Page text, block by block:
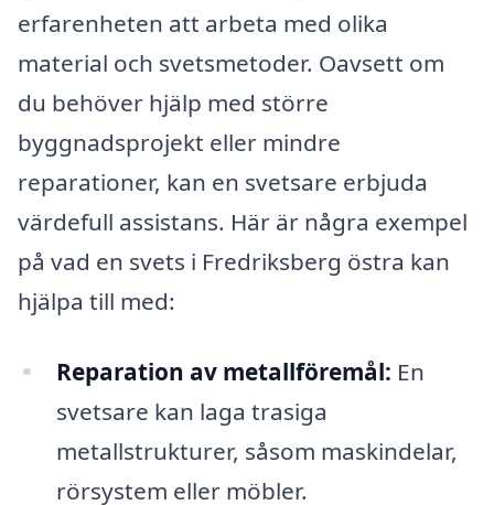
erfarenheten att arbeta med olika
material och svetsmetoder. Oavsett om
du behöver hjälp med större
byggnadsprojekt eller mindre
reparationer, kan en svetsare erbjuda
värdefull assistans. Här är några exempel
på vad en svets i Fredriksberg östra kan
hjälpa till med:
Reparation av metallföremål: En
svetsare kan laga trasiga
metallstrukturer, såsom maskindelar,
rörsystem eller möbler.